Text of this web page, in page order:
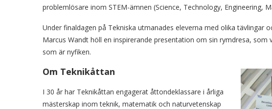
problemlösare inom STEM-ämnen (Science, Technology, Engineering,
Under finaldagen på Tekniska utmanades eleverna med olika tävlingar
Marcus Wandt höll en inspirerande presentation om sin rymdresa,
som är nyfiken.
Om Teknikåttan
I 30 år har Teknikåttan engagerat åttondeklassare i årliga
mästerskap inom teknik, matematik och naturvetenskap